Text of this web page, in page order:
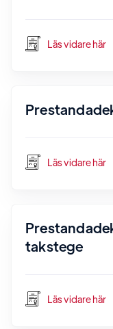
Läs vidare här
Läs vidare här
takstege
Läs vidare här